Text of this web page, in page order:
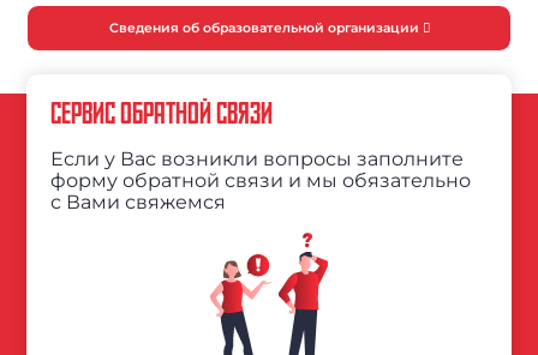
Сведения об образовательной организации
СЕРВИС ОБРАТНОЙ СВЯЗИ
Если у Вас возникли вопросы заполните
форму обратной связи и мы обязательно
с Вами свяжемся